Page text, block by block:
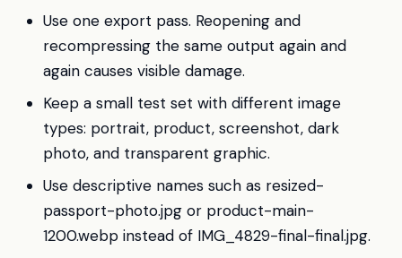
Use one export pass. Reopening and
recompressing the same output again and
again causes visible damage.
Keep a small test set with different image
types: portrait, product, screenshot, dark
photo, and transparent graphic.
Use descriptive names such as resized-
passport-photo.jpg or product-main-
1200.webp instead of IMG_4829-final-final.jpg.